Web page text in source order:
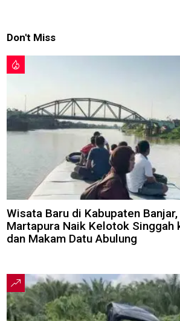
Don't Miss
Wisata Baru di Kabupaten
Martapura Naik Kelotok Singgah
dan Makam Datu Abulung